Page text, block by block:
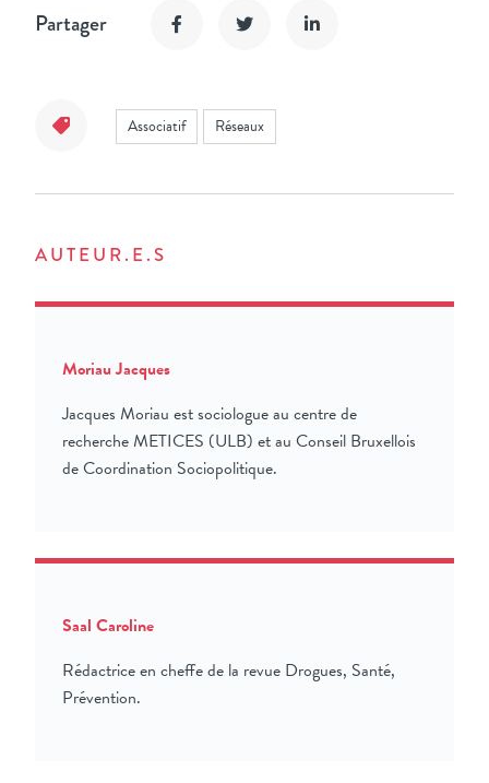
Partager
Associatif Réseaux
AUTEUR.E.S
Moriau Jacques
Jacques Moriau est sociologue au centre de
recherche METICES (ULB) et au Conseil Bruxellois
de Coordination Sociopolitique.
Saal Caroline
Rédactrice en cheffe de la revue Drogues, Santé,
Prévention.